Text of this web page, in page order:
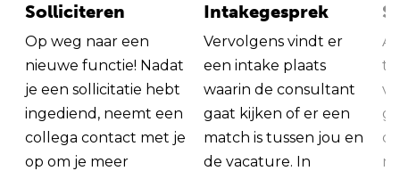
Solliciteren
Op weg naar een
nieuwe functie! Nadat
je een sollicitatie hebt
ingediend, neemt een
collega contact met je
op om je meer
Intakegesprek
Vervolgens vindt er
een intake plaats
waarin de consultant
gaat kijken of er een
match is tussen jou en
de vacature. In